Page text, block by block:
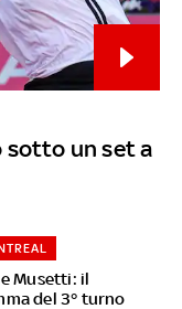
sotto un set a
Musetti: il
del 3° turno